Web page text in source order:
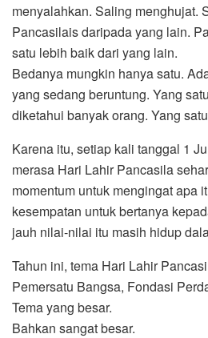
menyalahkan. Saling menghujat.
Pancasilais daripada yang lain.
satu lebih baik dari yang lain.
Bedanya mungkin hanya satu.
yang sedang beruntung. Yang
diketahui banyak orang. Yang
Karena itu, setiap kali tanggal 1
merasa Hari Lahir Pancasila
momentum untuk mengingat apa
kesempatan untuk bertanya
jauh nilai-nilai itu masih hidup
Tahun ini, tema Hari Lahir
Pemersatu Bangsa, Fondasi
Tema yang besar.
Bahkan sangat besar.